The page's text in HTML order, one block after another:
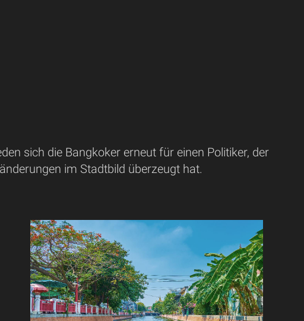
sich die Bangkoker erneut für einen Politiker, der
im Stadtbild überzeugt hat.